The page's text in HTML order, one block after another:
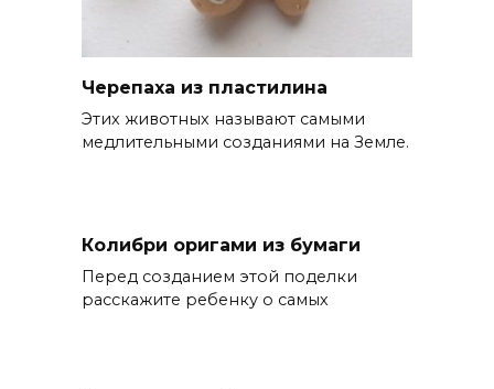
Черепаха из пластилина
Этих животных называют самыми
медлительными созданиями на Земле.
Колибри оригами из бумаги
Перед созданием этой поделки
расскажите ребенку о самых